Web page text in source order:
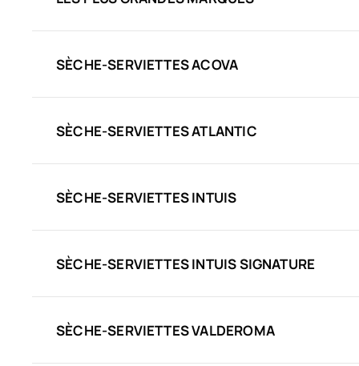
SÈCHE-SERVIETTES ACOVA
SÈCHE-SERVIETTES ATLANTIC
SÈCHE-SERVIETTES INTUIS
SÈCHE-SERVIETTES INTUIS SIGNATURE
SÈCHE-SERVIETTES VALDEROMA